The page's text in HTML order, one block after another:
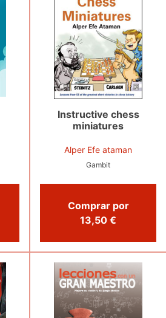
Instructive chess
miniatures
Alper Efe ataman
Gambit
Comprar por
13,50 €